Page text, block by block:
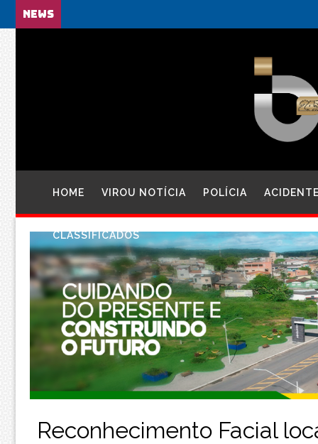
NEWS
HOME VIROU NOTÍCIA POLÍCIA
CLASSIFICADOS
Reconhecimento Facial